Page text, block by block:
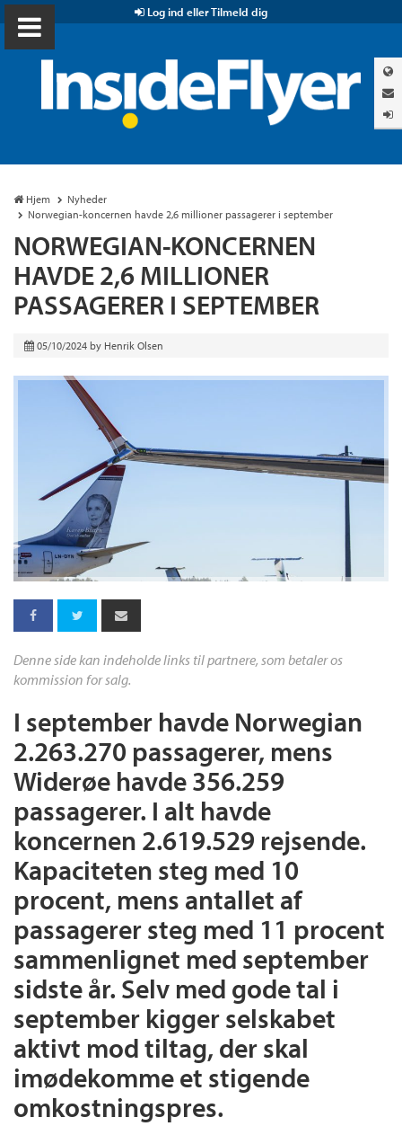
Log ind eller Tilmeld dig
Hjem
Nyheder
Norwegian-koncernen havde 2,6 millioner passagerer i september
NORWEGIAN-KONCERNEN
HAVDE 2,6 MILLIONER
PASSAGERER I SEPTEMBER
05/10/2024 by Henrik Olsen
Denne side kan indeholde links til partnere, som betaler os
kommission for salg.
I september havde Norwegian
2.263.270 passagerer, mens
Widerøe havde 356.259
passagerer. I alt havde
koncernen 2.619.529 rejsende.
Kapaciteten steg med 10
procent, mens antallet af
passagerer steg med 11 procent
sammenlignet med september
sidste år. Selv med gode tal i
september kigger selskabet
aktivt mod tiltag, der skal
imødekomme et stigende
omkostningspres.